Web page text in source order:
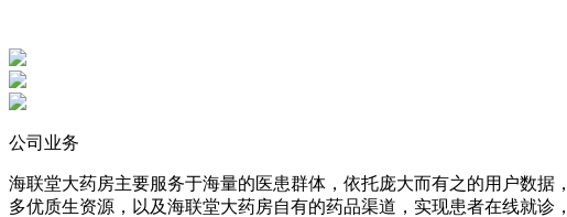
公司业务
海联堂大药房主要服务于海量的医患群体，依托庞大而有之的用户数
多优质生资源，以及海联堂大药房自有的药品渠道，实现患者在线就诊